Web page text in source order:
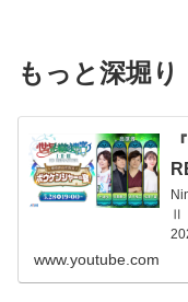
もっと深堀り
Ⅱ
www.youtube.com